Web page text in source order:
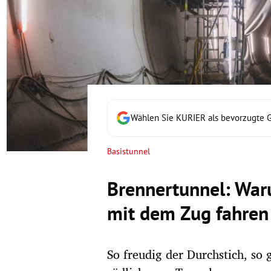
Untermenü
Untermenü
Untermenü
Untermenü
Untermenü
Wählen Sie KURIER als bevorzugte
Basistunnel
Brennertunnel:
mit dem Zug fahren
So freudig der Durchstich,